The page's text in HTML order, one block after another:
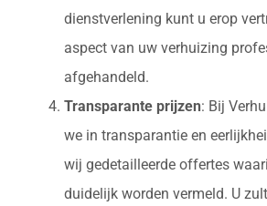
dienstverlening kunt u erop
aspect van uw verhuizing
afgehandeld.
Transparante prijzen: Bij
we in transparantie en
wij gedetailleerde offertes
duidelijk worden vermeld. U